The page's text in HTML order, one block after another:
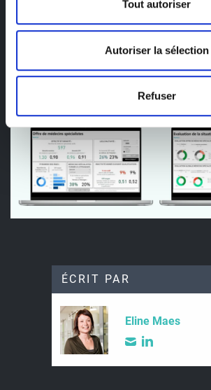
Tout autoriser
Autoriser la sélection
Refuser
Lesquestionnaires et outilsfournis à
d'autres spécialités médicales. Cela lui
suivre la situation à l'avenir (en
des activités de planification.
ÉCRIT PAR
Eline Maes